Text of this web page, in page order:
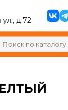
д.72